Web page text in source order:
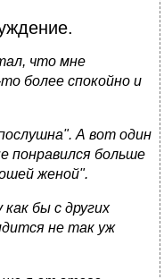
что мне
более спокойно и
А вот один
понравился больше
женой".
бы с других
не так уж